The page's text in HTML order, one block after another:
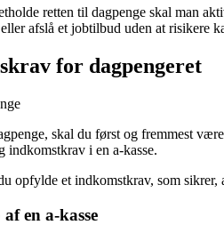
retten til dagpenge skal man
afslå et jobtilbud uden at risikere
for dagpengeret
skal du først og fremmest
indkomstkrav i en a-kasse.
opfylde et indkomstkrav, som
en a-kasse